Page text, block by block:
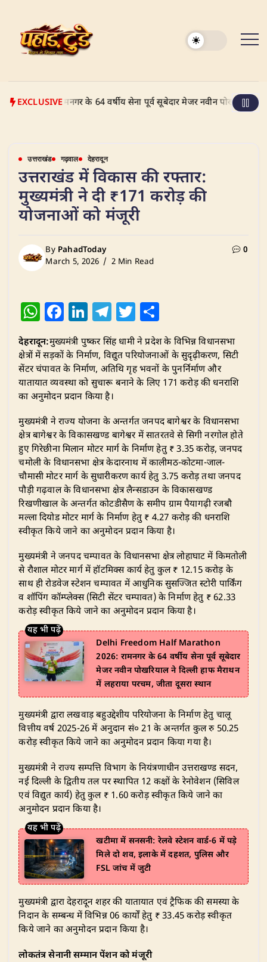
content
EXCLUSIVE
रामनगर के 64 वर्षीय सेना पूर्व सूबेदार मेजर नवीन पोखरियाल ने दिल्ली
उत्तराखंड गढ़वाल देहरादून
उत्तराखंड में विकास की रफ्तार:
मुख्यमंत्री ने दी ₹171 करोड़ की
योजनाओं को मंजूरी
By PahadToday
March 5, 2026
2 Min Read
0
W
at
s
A
p
p
F
a
c
e
b
o
o
k
Li
k
e
dI
n
T
e
g
ra
m
T
w
it
te
r
h
ar
e
देहरादून:मुख्यमंत्री पुष्कर सिंह धामी ने प्रदेश के विभिन्न विधानसभा
क्षेत्रों में सड़कों के निर्माण, विद्युत परियोजनाओं के सुदृढ़ीकरण, सिटी
सेंटर चंपावत के निर्माण, अतिथि गृह भवनों के पुनर्निर्माण और
यातायात व्यवस्था को सुचारू बनाने के लिए 171 करोड़ की धनराशि
का अनुमोदन प्रदान किया है।
​मुख्यमंत्री ने राज्य योजना के अन्तर्गत जनपद बागेश्वर के विधानसभा
क्षेत्र बागेश्वर के विकासखण्ड बागेश्वर में सातरतवे से सिगी नरगोल होते
हुए गिरेछीना मिलान मोटर मार्ग के निर्माण हेतु ₹ 3.35 करोड़, जनपद
चमोली के विधानसभा क्षेत्र केदारनाथ में कालीमठ-कोटमा-जाल-
चौमासी मोटर मार्ग के सुधारीकरण कार्य हेतु 3.75 करोड़ तथा जनपद
पौड़ी गढ़वाल के विधानसभा क्षेत्र लैन्सडाउन के विकासखण्ड
रिखणीखाल के अन्तर्गत कोटडीसैण के समीप ग्राम पैयागढ़ी रजबौ
मल्ला दियोड मोटर मार्ग के निर्माण हेतु ₹ 4.27 करोड़ की धनराशि
स्वीकृत किये जाने का अनुमोदन प्रदान किया है।
​मुख्यमंत्री ने जनपद चम्पावत के विधानसभा क्षेत्र लोहाघाट में किमतोली
से रौशाल मोटर मार्ग में हॉटमिक्स कार्य हेतु कुल ₹ 12.15 करोड़ के
साथ ही रोडवेज स्टेशन चम्पावत में आधुनिक सुसज्जित स्टोरी पार्किंग
व शॉपिंग कॉम्प्लेक्स (सिटी सेंटर चम्पावत) के निर्माण हेतु ₹ 62.33
करोड़ स्वीकृत किये जाने का अनुमोदन प्रदान किया है।
Delhi Freedom Half Marathon
2026: रामनगर के 64 वर्षीय सेना पूर्व सूबेदार
मेजर नवीन पोखरियाल ने दिल्ली हाफ मैराथन
में लहराया परचम, जीता दूसरा स्थान
​मुख्यमंत्री द्वारा लखवाड़ बहुउद्देशीय परियोजना के निर्माण हेतु चालू
वित्तीय वर्ष 2025-26 में अनुदान सं० 21 के अन्तर्गत कुल रु 50.25
करोड़ स्वीकृत किये जाने का अनुमोदन प्रदान किया गया है।
​मुख्यमंत्री ने राज्य सम्पत्ति विभाग के नियंत्रणाधीन उत्तराखण्ड सदन,
नई दिल्ली के द्वितीय तल पर स्थापित 12 कक्षों के रेनोवेशन (सिविल
एवं विद्युत कार्य) हेतु कुल ₹ 1.60 करोड़ स्वीकृत किये जाने का
अनुमोदन प्रदान किया है।
खटीमा में सनसनी: रेलवे स्टेशन वार्ड-6 में पड़े
मिले दो शव, इलाके में दहशत, पुलिस और
FSL जांच में जुटी
​मुख्यमंत्री द्वारा देहरादून शहर की यातायात एवं ट्रैफिक की समस्या के
निदान के सम्बन्ध में विभिन्न 06 कार्यों हेतु ₹ 33.45 करोड़ स्वीकृत
किये जाने का अनुमोदन प्रदान किया है।
लोकतंत्र सेनानी सम्मान पेंशन को मंजूरी